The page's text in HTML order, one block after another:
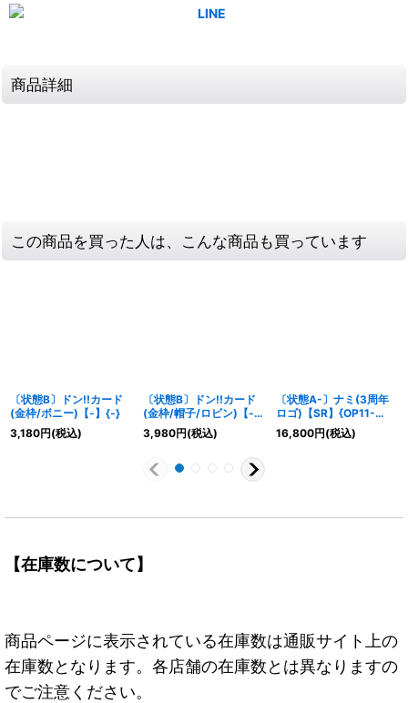
商品詳細
この商品を買った人は、こんな商品も買っています
〔状態B〕ドン!!カード
(金枠/ボニー)【-】{-}
3,180円(税込)
〔状態B〕ドン!!カード
(金枠/帽子/ロビン)【-】
{-}
3,980円(税込)
〔状態A-〕ナミ(3周年
ロゴ)【SR】{OP11-
054}
16,800円(税込)
【在庫数について】
商品ページに表示されている在庫数は通販サイト上の
在庫数となります。各店舗の在庫数とは異なりますの
でご注意ください。